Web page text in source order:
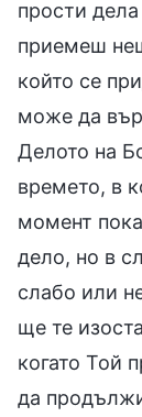
прости
приемеш
който се
може да
Делото на
времето, в
момент
дело, но в
слабо или
ще те
когато Той
да